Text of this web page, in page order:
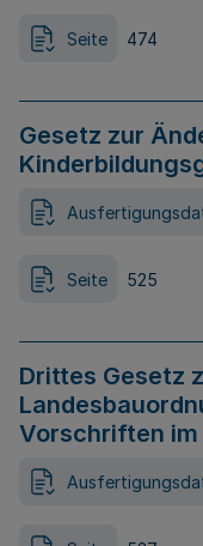
Seite 474
Gesetz zur
Seite 525
Drittes Gesetz
Vorschriften im